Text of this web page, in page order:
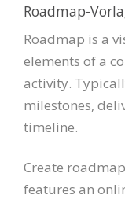
Roadmap-
Roadmap is a
elements of a
activity.
milestones,
timeline.
Create
features an